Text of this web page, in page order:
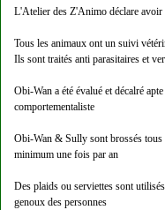
L'Atelier des Z'Animo déclare avoir
Tous les animaux ont un suivi
Ils sont traités anti parasitaires et
Obi-Wan a été évalué et décalré
comportementaliste
Obi-Wan & Sully sont brossés
minimum une fois par an
Des plaids ou serviettes sont
genoux des personnes